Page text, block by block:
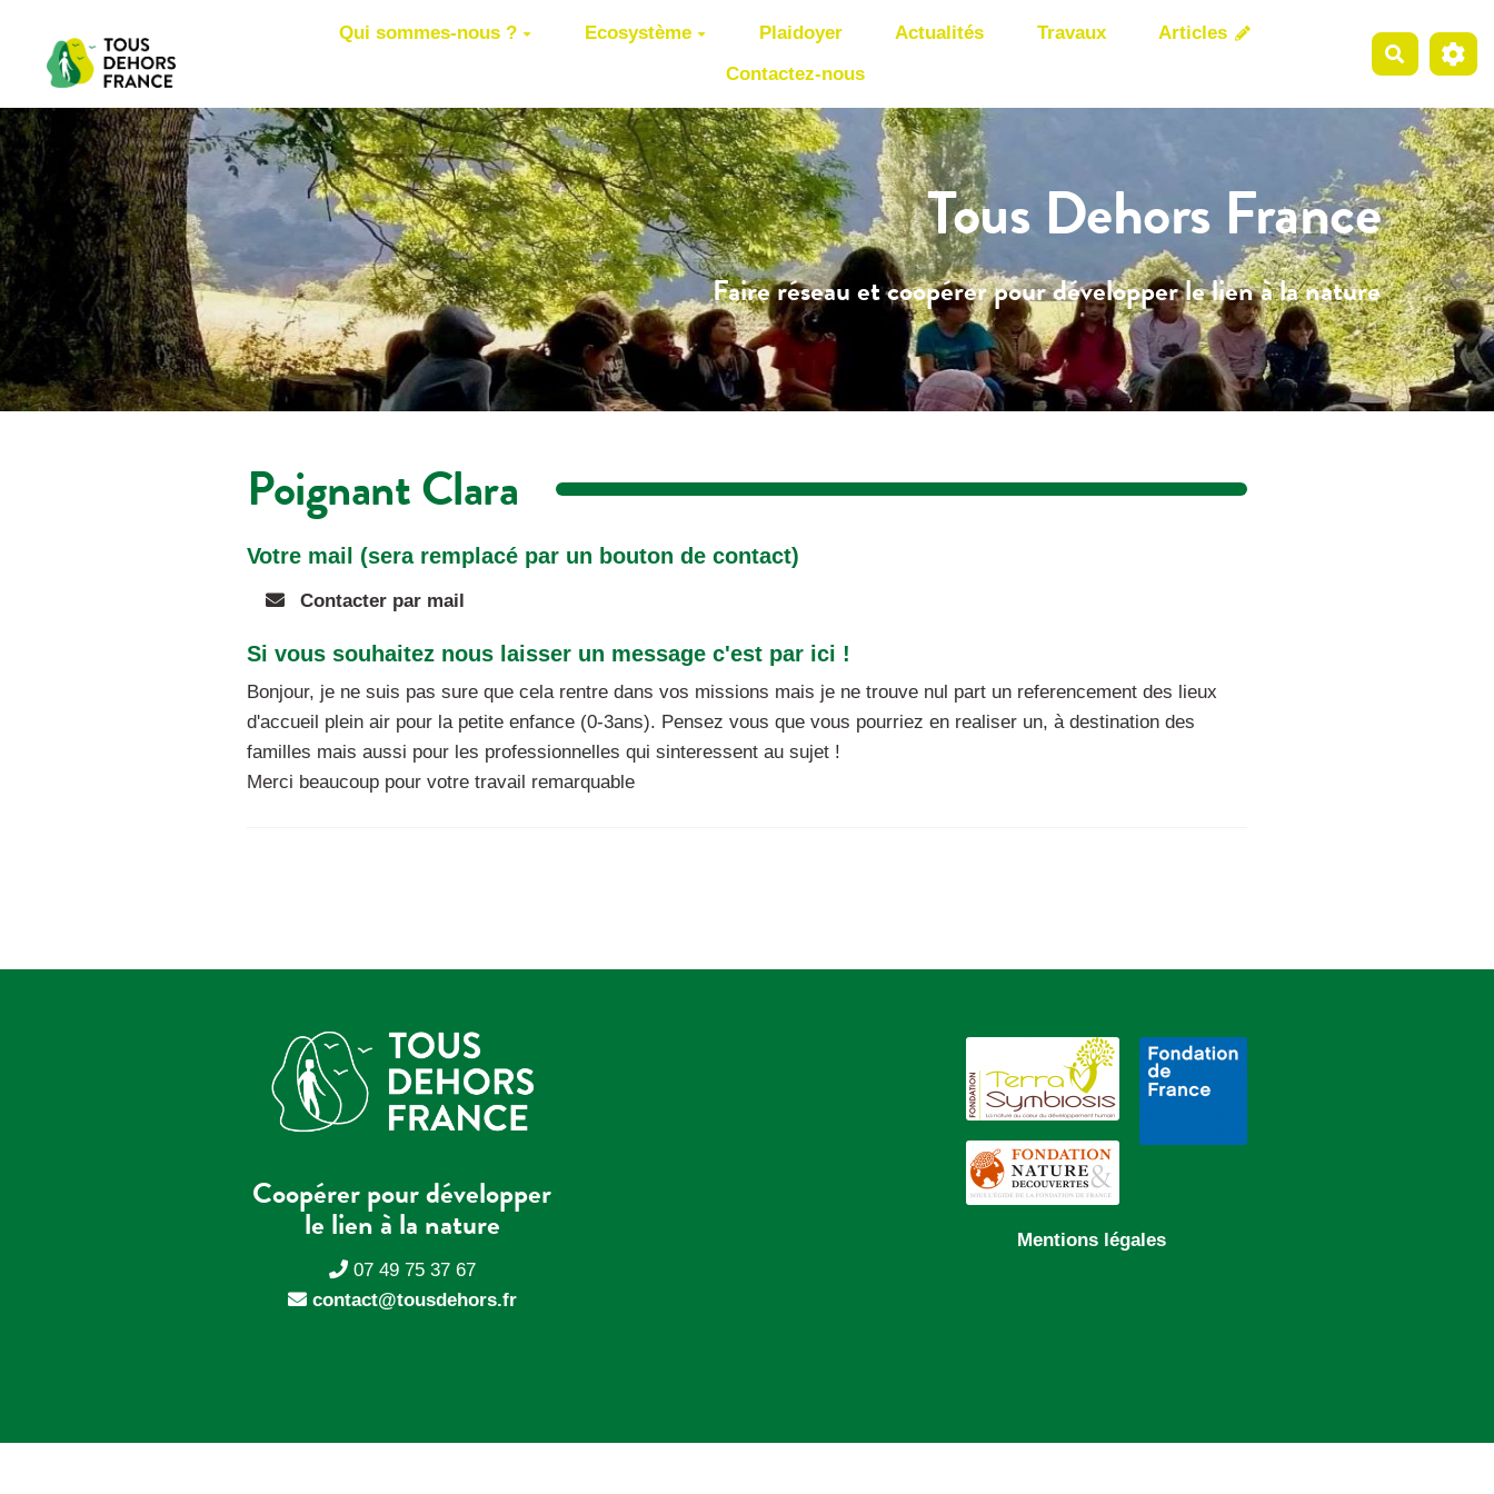
Qui sommes-nous ? Ecosystème Plaidoyer Actualités Travaux
Articles
Contactez-nous
Tous Dehors France
Faire réseau et coopérer pour développer le lien à la nature
Poignant Clara
Votre mail (sera remplacé par un bouton de contact)
Contacter par mail
Si vous souhaitez nous laisser un message c'est par ici !
Bonjour, je ne suis pas sure que cela rentre dans vos missions mais je ne trouve nul part un referencement des lieux
d'accueil plein air pour la petite enfance (0-3ans). Pensez vous que vous pourriez en realiser un, à destination des
familles mais aussi pour les professionnelles qui sinteressent au sujet !
Merci beaucoup pour votre travail remarquable
Coopérer pour développer
le lien à la nature
07 49 75 37 67
contact@tousdehors.fr
Mentions légales